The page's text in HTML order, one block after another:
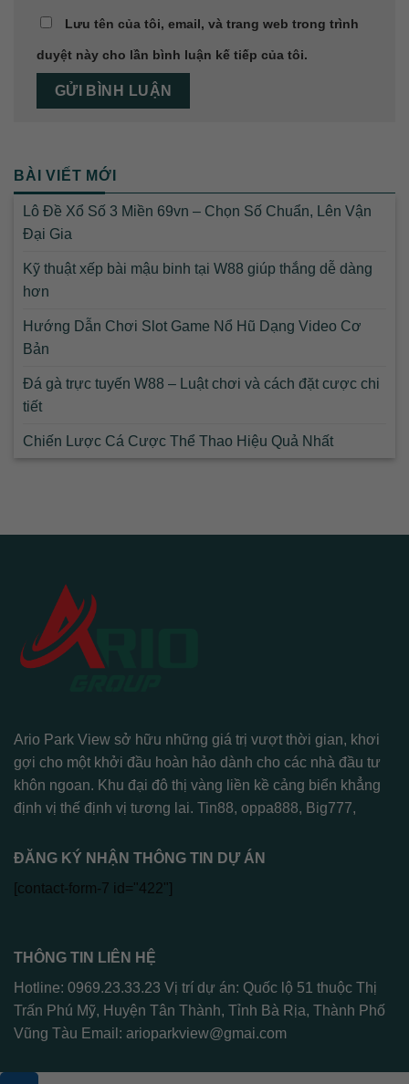
Lưu tên của tôi, email, và trang web trong trình
duyệt này cho lần bình luận kế tiếp của tôi.
BÀI VIẾT MỚI
Lô Đề Xổ Số 3 Miền 69vn – Chọn Số Chuẩn, Lên Vận
Đại Gia
Kỹ thuật xếp bài mậu binh tại W88 giúp thắng dễ dàng
hơn
Hướng Dẫn Chơi Slot Game Nổ Hũ Dạng Video Cơ
Bản
Đá gà trực tuyến W88 – Luật chơi và cách đặt cược chi
tiết
Chiến Lược Cá Cược Thể Thao Hiệu Quả Nhất
Ario Park View sở hữu những giá trị vượt thời gian, khơi
gợi cho một khởi đầu hoàn hảo dành cho các nhà đầu tư
khôn ngoan. Khu đại đô thị vàng liền kề cảng biển khẳng
định vị thế định vị tương lai. Tin88, oppa888, Big777,
ĐĂNG KÝ NHẬN THÔNG TIN DỰ ÁN
[contact-form-7 id="422"]
THÔNG TIN LIÊN HỆ
Hotline: 0969.23.33.23 Vị trí dự án: Quốc lộ 51 thuộc Thị
Trấn Phú Mỹ, Huyện Tân Thành, Tỉnh Bà Rịa, Thành Phố
Vũng Tàu Email: arioparkview@gmai.com